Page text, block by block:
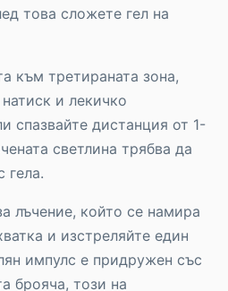
това сложете гел на
към третираната зона,
и лекичко
спазвайте дистанция от 1-
светлина трябва да
гела.
лъчение, който се намира
и изстреляйте един
импулс е придружен със
брояча, този на